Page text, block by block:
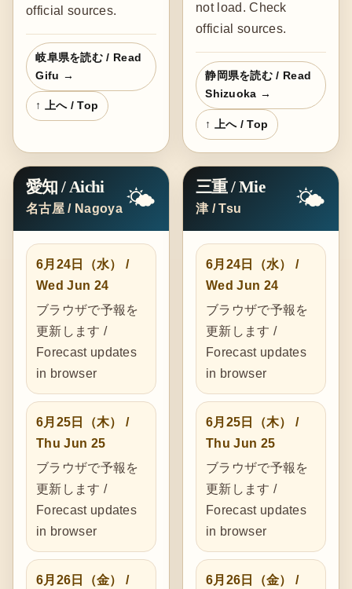
official sources.
岐阜県を読む / Read
Gifu →
↑ 上へ / Top
not load. Check
official sources.
静岡県を読む / Read
Shizuoka →
↑ 上へ / Top
愛知 / Aichi
名古屋 / Nagoya 🌤️
6月24日（水） /
Wed Jun 24
ブラウザで予報を
更新します /
Forecast updates
in browser
6月25日（木） /
Thu Jun 25
ブラウザで予報を
更新します /
Forecast updates
in browser
6月26日（金） /
三重 / Mie
津 / Tsu 🌤️
6月24日（水） /
Wed Jun 24
ブラウザで予報を
更新します /
Forecast updates
in browser
6月25日（木） /
Thu Jun 25
ブラウザで予報を
更新します /
Forecast updates
in browser
6月26日（金） /